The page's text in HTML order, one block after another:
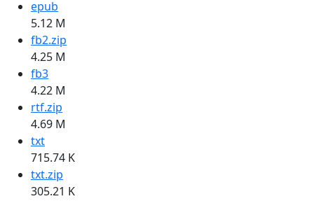
epub
5.12 M
fb2.zip
4.25 M
fb3
4.22 M
rtf.zip
4.69 M
txt
715.74 K
txt.zip
305.21 K